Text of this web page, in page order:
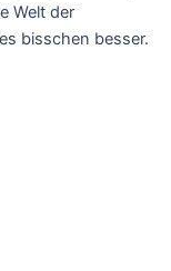
Welt der
bisschen besser.